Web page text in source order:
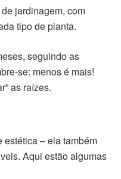
jardinagem, com
tipo de planta.
seguindo as
se: menos é mais!
as raízes.
estética – ela também
Aqui estão algumas